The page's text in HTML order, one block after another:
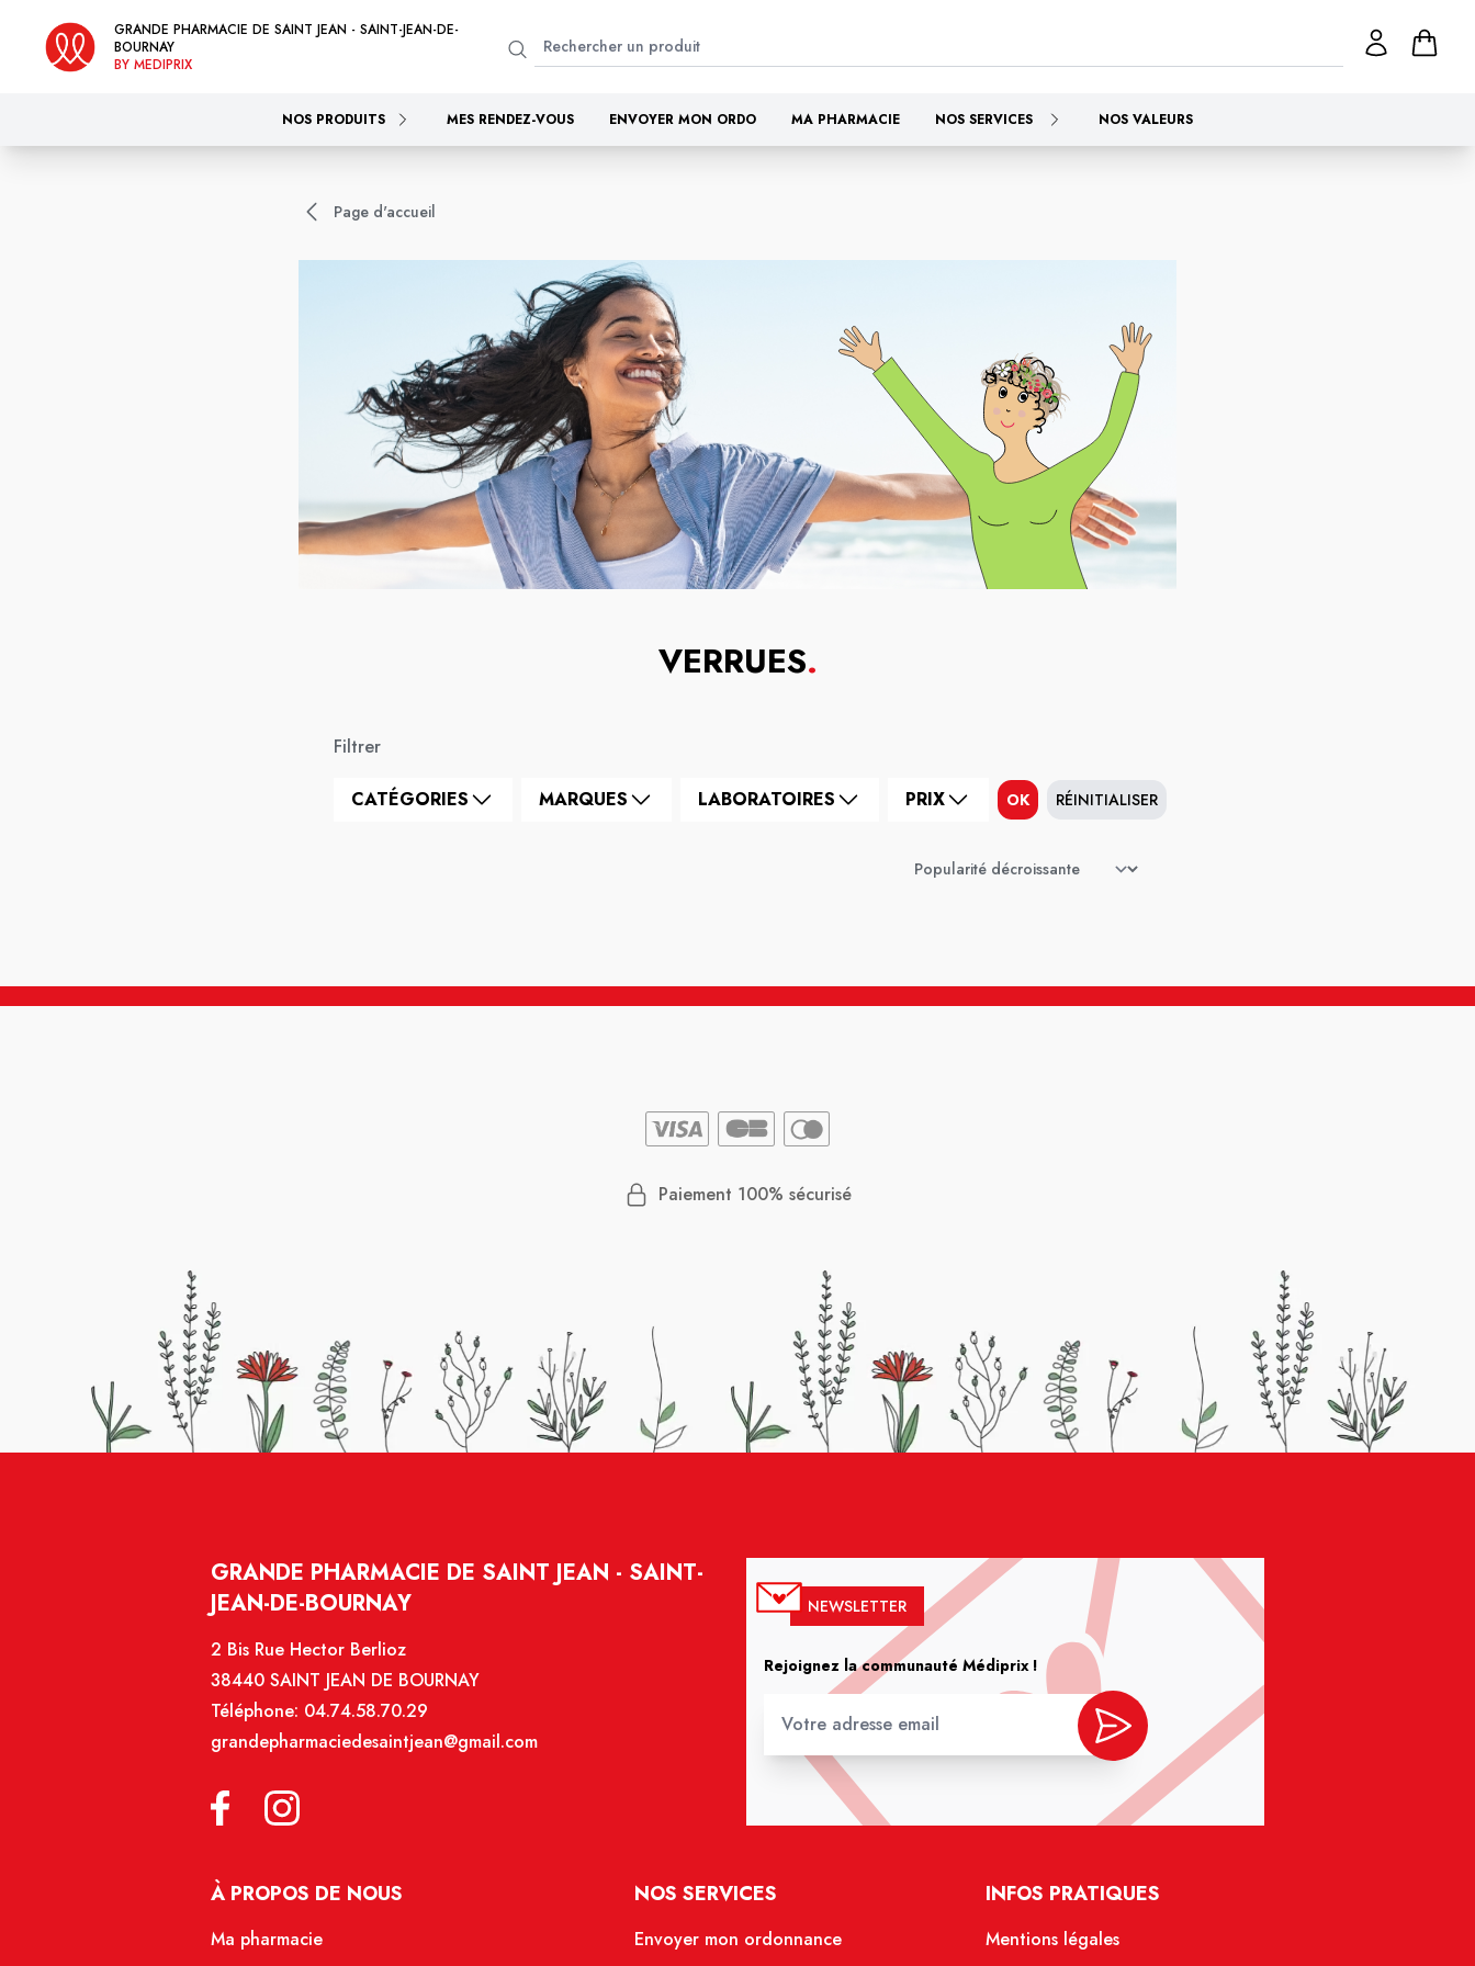
GRANDE PHARMACIE DE SAINT JEAN - SAINT-JEAN-DE-
BOURNAY
BY MEDIPRIX
NOS PRODUITS MES RENDEZ-VOUS ENVOYER MON ORDO MA PHARMACIE NOS SERVICES NOS VALEURS
Page d'accueil
VERRUES.
Filtrer
CATÉGORIES MARQUES LABORATOIRES PRIX OK RÉINITIALISER
Paiement 100% sécurisé
GRANDE PHARMACIE DE SAINT JEAN - SAINT-
JEAN-DE-BOURNAY
2 Bis Rue Hector Berlioz
38440 SAINT JEAN DE BOURNAY
Téléphone: 04.74.58.70.29
grandepharmaciedesaintjean@gmail.com
NEWSLETTER
Rejoignez la communauté Médiprix !
À PROPOS DE NOUS
Ma pharmacie
NOS SERVICES
Envoyer mon ordonnance
INFOS PRATIQUES
Mentions légales